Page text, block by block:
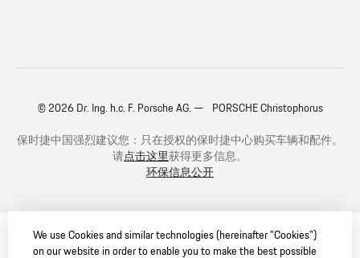
© 2026 Dr. Ing. h.c. F. Porsche AG. — PORSCHE Christophorus
保时捷中国强烈建议您：只在授权的保时捷中心购买车辆和配件。
请点击这里获得更多信息。
环保信息公开
We use Cookies and similar technologies (hereinafter "Cookies")
on our website in order to enable you to make the best possible